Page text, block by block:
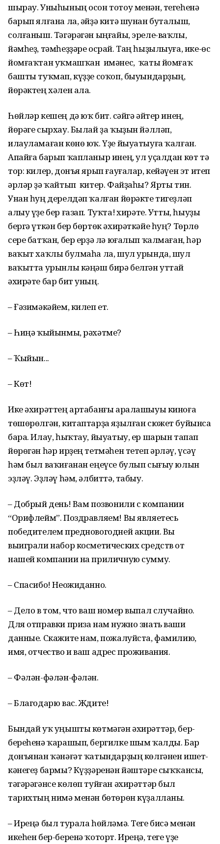
шырау. Уныһының осон тотоу менән, тегеһенә
барып ялғана ла, әйҙә китә шунан буталыш,
солғаныш. Тәгәрәгән ыңғайы, эреле-ваҡлы,
йәмһеҙ, тәмһеҙҙәре осрай. Таң һыҙылыуға, ике-өс
йомғаҡтан уҡмашҡан имәнес, ҡаты йомғаҡ
башты туҡмап, күҙҙе соҡоп, быуындарҙың,
йөрәктең хәлен ала.
Һөйләр кешең дә юҡ бит. Әсәйгә әйтер инең,
йөрәге сырхау. Былай ҙа ҡыҙын йәлләп,
илауламаған көнө юҡ. Үҙе йыуатыуға ҡалған.
Апайға барып ҡапланыр инең, ул уҫалдан көт тә
тор: килер, донъя ярып ғауғалар, кейәүен эт итеп
әрләр ҙә ҡайтып китер. Файҙаһы? Ярты тин.
Унан һуң дерелдәп ҡалған йөрәкте тигеҙләп
алыу үҙе бер ғазап. Туҡта! Әхирәте. Утты, һыуҙы
бергә үткән бер бөртөк әхирәткәйе һуң? Төрлө
сере батҡан, бер ерҙә лә юғалып ҡалмаған, һәр
ваҡыт хаҡлы булмаһа ла, шул урында, шул
ваҡытта урынлы кәңәш бирә белгән уттай
әхирәте бар бит уның.
– Ғәзимәкәйем, килеп ет.
– Һиңә ҡыйынмы, рәхәтме?
– Ҡыйын...
– Көт!
Ике әхирәттең артабанғы аралашыуы киноға
төшөрөлгән, китаптарҙа яҙылған сюжет буйынса
бара. Илау, һыҡтау, йыуатыу, ер шарын тапап
йөрөгән һәр ирҙең тетмәһен тетеп әрләү, үсәү
һәм был ваҡиғанан еңеүсе булып сығыу юлын
эҙләү. Эҙләү һәм, әлбиттә, табыу.
– Добрый день! Вам позвонили с компании
“Орифлейм”. Поздравляем! Вы являетесь
победителем предновогодней акции. Вы
выиграли набор косметических средств от
нашей компании на приличную сумму.
– Спасибо! Неожиданно.
– Дело в том, что ваш номер выпал случайно.
Для отправки приза нам нужно знать ваши
данные. Скажите нам, пожалуйста, фамилию,
имя, отчество и ваш адрес проживания.
– Фәлән-фәлән-фәлән.
– Благодарю вас. Ждите!
Бындай уҡ уңышты көтмәгән әхирәттәр, бер-
береһенә ҡарашып, бергилке шым ҡалды. Бар
донъя­нан ҡәнәғәт ҡатындарҙың көлгәнен ишет­
кәнегеҙ бармы? Күҙҙәренән йәштәре сыҡҡансы,
тәгәрәгәнсе көлөп туйған әхирәттәр был
тарихтың нимә менән бөтөрөн күҙалланы.
– Иреңә был турала һөйләмә. Теге бисә менән
икеһен бер-беренә ҡоторт. Иреңә, теге үҙе